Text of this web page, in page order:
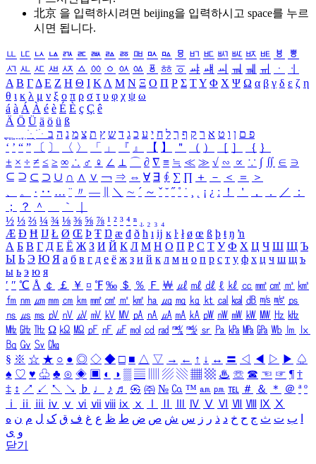
北京 을 입력하시려면 beijing을 입력하시고 space를 누르
시면 됩니다.
ㅥ ㅦ ㅧ ㅨ ㅩ ㅪ ㅫ ㅬ ㅭ ㅮ ㅯ ㅰ ㅱ ㅲ ㅳ ㅴ ㅵ ㅶ ㅷ ㅸ
ㅹ
ㅺ ㅻ ㅼ ㅽ ㅾ ㅿ ㆀ ㆁ ㆂ ㆃ ㆄ ㆅ ㆆ ㆇ ㆈ ㆉ ㆊ ㆋ ㆌ ㆍ
ㆎ
Α Β ΓΔ Ε Ζ Η Θ Ι ΚΛ Μ Ν Ξ Ο Π Ρ Σ ΤΥ Φ Χ Ψ Ω α β γ δ ε ζ η
θ ι κ λ μ ν ξ ο π ρ σ τ υ φ χ ψ ω
á à Á À é è É È ç Ç ê
Ä Ö Ü ä ö ü ß
ִֶֹ ֻּ ׁׂ פ ם ן ו ט א ר ק ף ך ל ח י ע כ ג ד ש ץ ת צ מ נ ה ב
‘ ’ “ ” 〔 〕 〈 〉 「 」 『 』 【 】 ＂ （ ） ［ ］ ｛ ｝
± × ÷ ≠ ≤ ≥ ∞ ∴ ♂ ♀ ∠ ⊥ ⌒ ∂ ∇ ≡ ≒ ≪ ≫ √ ∽ ∝ ∵ ∫ ∬ ∈ ∋
⊆ ⊇ ⊂ ⊃ ∪ ∩ ∧ ∨ ￢ ⇒ ⇔ ∀ ∃ ∮ ∑ ∏ ＋ － ＜ ＝
＞
、
。 · ‥ … ¨ 〃 ― ＼ ∼ ´ ～ ˇ ˘ ˝ ˚ ˙ ¸ ¡ ¿ ː ！ ＇ ， ． ／
：
；
？ ＾ ｀
½ ⅓ ⅔ ¼ ¾ ⅛ ⅜ ⅝ ⅞ ¹ ² ³ ⁴ ⁿ ₁ ₂ ₃ ₄
Æ Ð Ħ Ĳ Ł Ø Œ Þ Ŧ Ŋ æ đ ð ħ ı ĳ ĸ ŀ ł ø œ ß þ ŧ ŋ ŉ
А Б В Г Д Е Ё Ж З И Й К Л М Н О П Р С Т У Ф Х Ц Ч Ш Щ Ъ
Ы Ь Э Ю Я а б в г д е ё ж з и й к л м н о п р с т у ф х ц ч ш щ ъ
ы ь э ю я
′ ″ ℃ Å ￠ ￡ ￥ ¤ ℉ ‰ ＄ ％ Ｆ ￦ ㎕ ㎖ ㎗ ℓ ㎘ ㏄ ㎣ ㎤ ㎥ ㎦
㎙ ㎚ ㎛ ㎜ ㎝ ㎞ ㎟ ㎠ ㎡ ㎢ ㏊ ㎍ ㎎ ㎏ ㏏ ㎈ ㎉ ㏈ ㎧ ㎨ ㎰
㎱ ㎲ ㎳ ㎴ ㎵ ㎶ ㎷ ㎸ ㎹ ㎀ ㎁ ㎂ ㎃ ㎄ ㎺ ㎻ ㎽ ㎾ ㎿ ㎐ ㎑
㎒ ㎓ ㎔ Ω ㏀ ㏁ ㎊ ㎋ ㎌ ㏖ ㏅ ㎭ ㎮ ㎯ ㏛ ㎩ ㎪ ㎫ ㎬ ㏝ ㏐
㏓
㏃ ㏉ ㏜ ㏆
§ ※ ☆ ★ ○ ● ◎ ◇ ◆ □ ■ △ ▽ → ← ↑ ↓ ↔ 〓 ◁ ◀ ▷ ▶ ♤
♠ ♡ ♥ ♧ ♣ ⊙ ◈ ▣ ◐ ◑ ▒ ▤ ▨ ▧ ▦ ▩ ♨ ☏ ☎ ☜ ☞ ¶ †
‡ ↕ ↗ ↙ ↖ ↘ ♭ ♩ ♪ ♬ ㉿ ㈜ № ㏇ ™ ㏂ ㏘ ℡ ＃ ＆ ＊ ＠ ª º
ⅰ
ⅱ ⅲ ⅳ ⅴ ⅵ ⅶ ⅷ ⅸ ⅹ Ⅳ Ⅴ Ⅵ Ⅶ Ⅷ Ⅸ Ⅹ
ب ت ث ج ح خ د ذ ر ز س ش ص ض ط ظ ع غ ف ق ک ل م ن ه
و ی
닫기